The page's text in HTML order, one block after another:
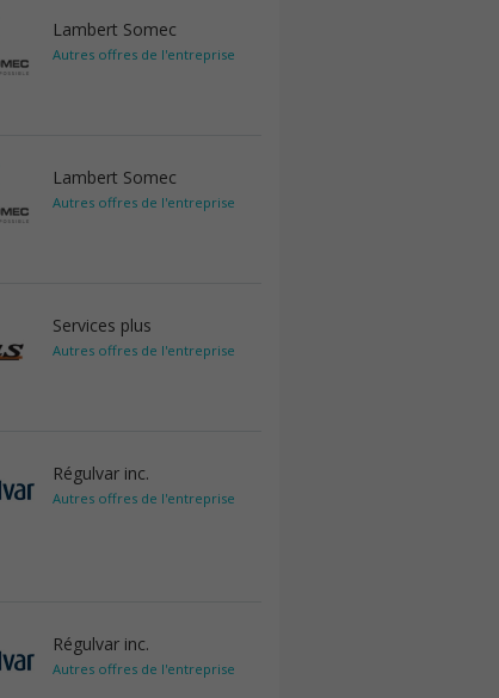
Lambert Somec
Autres offres de l'entreprise
Lambert Somec
Autres offres de l'entreprise
Services plus
Autres offres de l'entreprise
Régulvar inc.
Autres offres de l'entreprise
Régulvar inc.
Autres offres de l'entreprise